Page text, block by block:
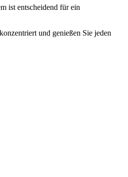
ist entscheidend für ein
und genießen Sie jeden